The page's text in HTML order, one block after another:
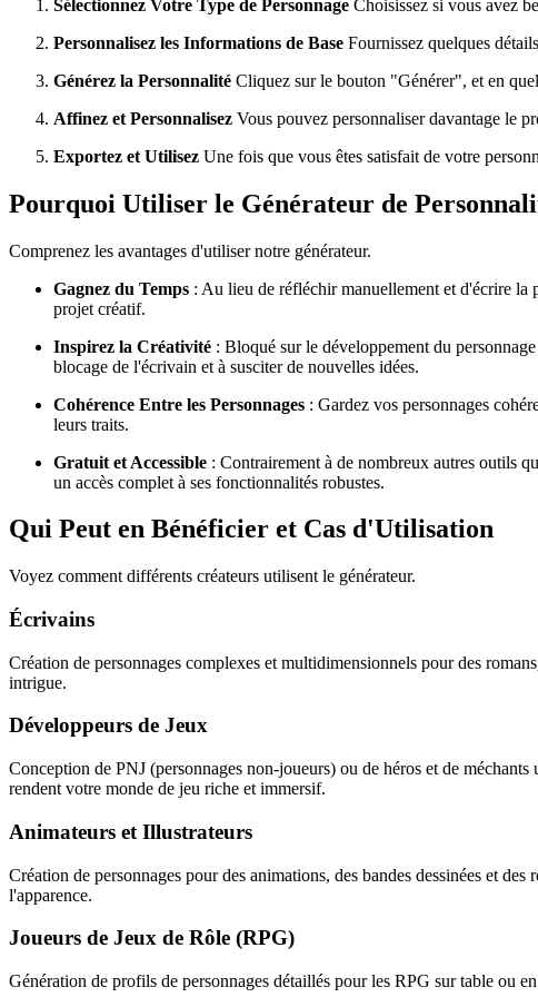
Sélectionnez Votre Type de Personnage Choisissez si vous avez
Personnalisez les Informations de Base Fournissez quelques
Générez la Personnalité Cliquez sur le bouton "Générer", et en
Affinez et Personnalisez Vous pouvez personnaliser davantage le
Exportez et Utilisez Une fois que vous êtes satisfait de votre
Pourquoi Utiliser le Générateur de
Comprenez les avantages d'utiliser notre générateur.
Gagnez du Temps : Au lieu de réfléchir manuellement et d'écrire la
projet créatif.
Inspirez la Créativité : Bloqué sur le développement du
blocage de l'écrivain et à susciter de nouvelles idées.
Cohérence Entre les Personnages : Gardez vos personnages
leurs traits.
Gratuit et Accessible : Contrairement à de nombreux autres outils
un accès complet à ses fonctionnalités robustes.
Qui Peut en Bénéficier et Cas d'Utilisation
Voyez comment différents créateurs utilisent le générateur.
Écrivains
Création de personnages complexes et multidimensionnels pour des
intrigue.
Développeurs de Jeux
Conception de PNJ (personnages non-joueurs) ou de héros et de
rendent votre monde de jeu riche et immersif.
Animateurs et Illustrateurs
Création de personnages pour des animations, des bandes dessinées et
l'apparence.
Joueurs de Jeux de Rôle (RPG)
Génération de profils de personnages détaillés pour les RPG sur table ou